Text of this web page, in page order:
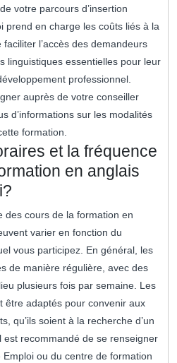
votre parcours d’insertion
prend en charge les coûts liés à la
l’accès des demandeurs
linguistiques essentielles pour leur
professionnel.
auprès de votre conseiller
d’informations sur les modalités
formation.
et la fréquence
en anglais
des cours de la formation en
varier en fonction du
vous participez. En général, les
de manière régulière, avec des
plusieurs fois par semaine. Les
être adaptés pour convenir aux
qu’ils soient à la recherche d’un
recommandé de se renseigner
ou du centre de formation